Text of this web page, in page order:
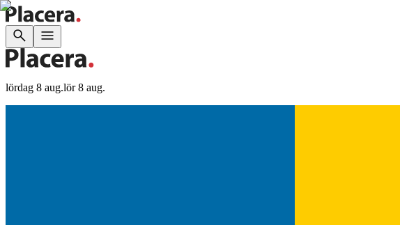
lördag 8 aug.lör 8 aug.